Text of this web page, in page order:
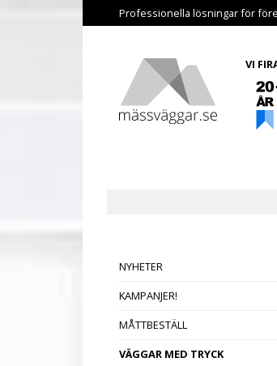
Professionella lösningar för
VI
NYHETER
KAMPANJER!
MÅTTBESTÄLL
VÄGGAR MED TRYCK